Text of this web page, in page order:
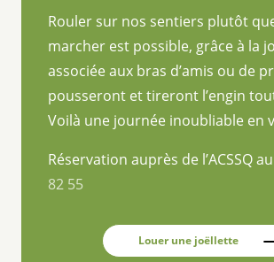
Rouler sur nos sentiers plutôt
marcher est possible, grâce à la
associée aux bras d’amis ou de
pousseront et tireront l’engin
Voilà une journée inoubliable en
Réservation auprès de l’ACSSQ au
82 55
Louer une joëllette